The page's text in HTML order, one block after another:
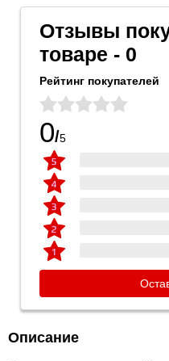
Отзывы
товаре - 0
Рейтинг покупателей
0/5
Описание